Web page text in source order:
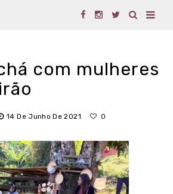
com mulheres
14 De Junho De 2021 0